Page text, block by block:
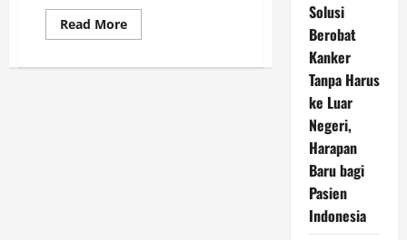
Read MoreRead
more
Memutihkan
Solusi
Berobat
Kanker
Tanpa Harus
ke Luar
Negeri,
Harapan
Baru bagi
Pasien
Indonesia